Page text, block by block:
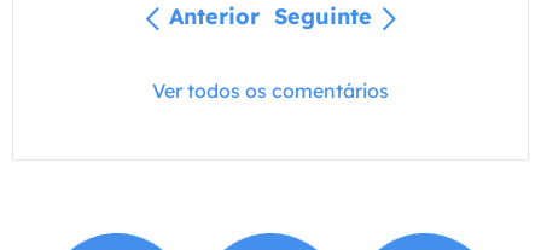
Anterior Seguinte
Ver todos os comentários